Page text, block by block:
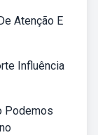
Atenção E
Influência
Podemos